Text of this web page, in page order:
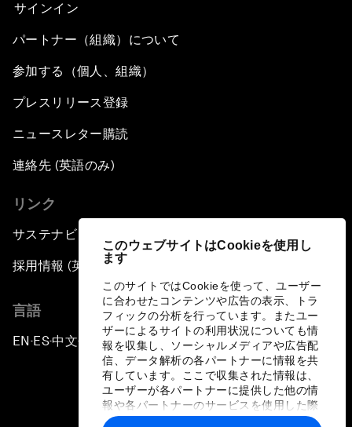
このウェブサイトはCookieを使用し
ます
このサイトではCookieを使って、ユーザー
に合わせたコンテンツや広告の表示、トラ
フィックの分析を行っています。またユー
ザーによるサイトの利用状況についても情
報を収集し、ソーシャルメディアや広告配
信、データ解析の各パートナーに情報を共
有しています。ここで収集された情報は、
ユーザーが各パートナーに提供した他の情
報や各パートナーのサービスを使用した際
に収集された情報と組み合わされ、各パー
サインイン
パートナー（組織）について
参加する（個人、組織）
プレスリリース登録
ニュースレター購読
連絡先 (英語のみ)
リンク
サステナビリティへの取り組み
採用情報 (英語のみ)
言語
EN ▪ ES▪中文▪ 日本語